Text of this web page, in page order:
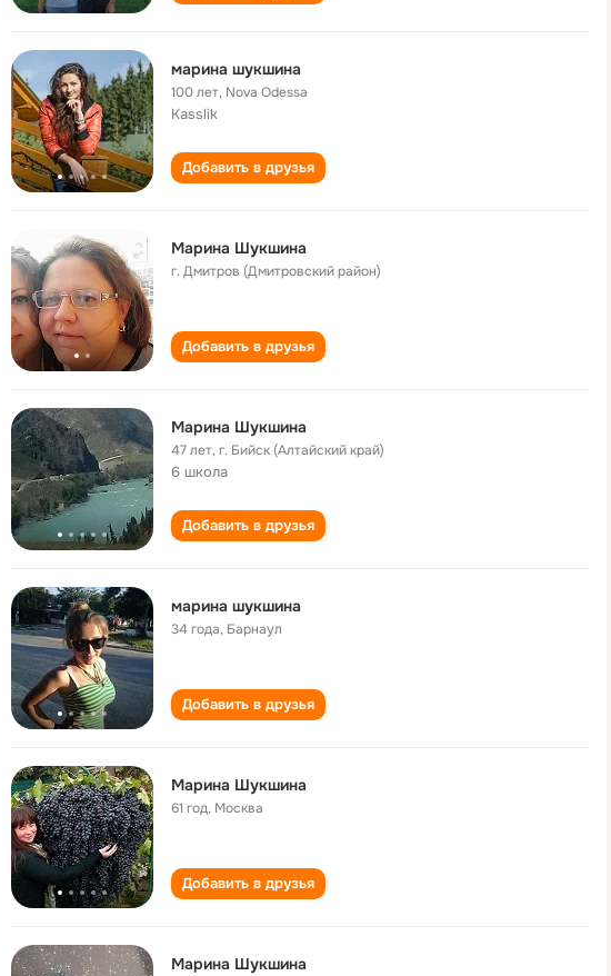
марина шукшина
100 лет, Nova Odessa
Kasslik
Добавить в друзья
Марина Шукшина
г. Дмитров (Дмитровский район)
Добавить в друзья
Марина Шукшина
47 лет,г. Бийск (Алтайский край)
6 школа
Добавить в друзья
марина шукшина
34 года, Барнаул
Добавить в друзья
Марина Шукшина
61 год, Москва
Добавить в друзья
Марина Шукшина